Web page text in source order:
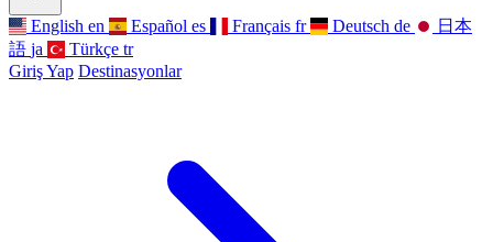
English en Español es Français fr Deutsch de
日本
語 ja Türkçe tr
Giriş Yap Destinasyonlar